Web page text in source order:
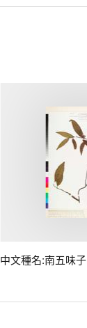
中文種名:南五味子